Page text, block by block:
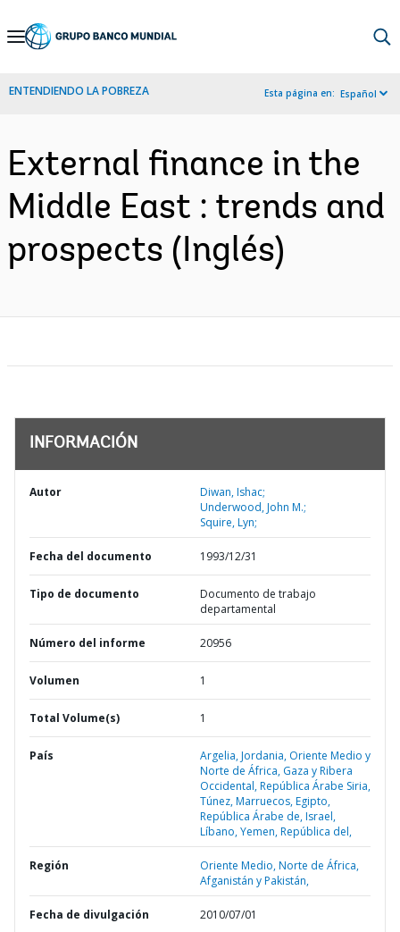
Skip
Navigation
ENTENDIENDO LA POBREZA Esta página en: Español
External finance in the
Middle East : trends and
prospects (Inglés)
INFORMACIÓN
Autor
Diwan, Ishac;
Underwood, John M.;
Squire, Lyn;
Fecha del documento 1993/12/31
Tipo de documento
Documento de trabajo
departamental
Número del informe 20956
Volumen 1
Total Volume(s) 1
País Argelia,Jordania, Oriente Medio y
Norte de África, Gaza y Ribera
Occidental,República Árabe Siria,
Túnez,Marruecos,Egipto,
República Árabe de,Israel,
Líbano,Yemen,República del,
Región
Oriente Medio, Norte de África,
Afganistán y Pakistán,
Fecha de divulgación 2010/07/01